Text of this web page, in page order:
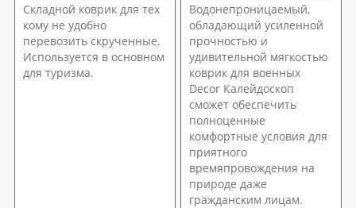
Складной коврик для тех
кому не удобно
перевозить скрученные.
Используется в основном
для туризма.
Водонепроницаемый,
обладающий усиленной
прочностью и
удивительной мягкостью
коврик для военных
Decor Калейдоскоп
сможет обеспечить
полноценные
комфортные условия для
приятного
времяпровождения на
природе даже
гражданским лицам.